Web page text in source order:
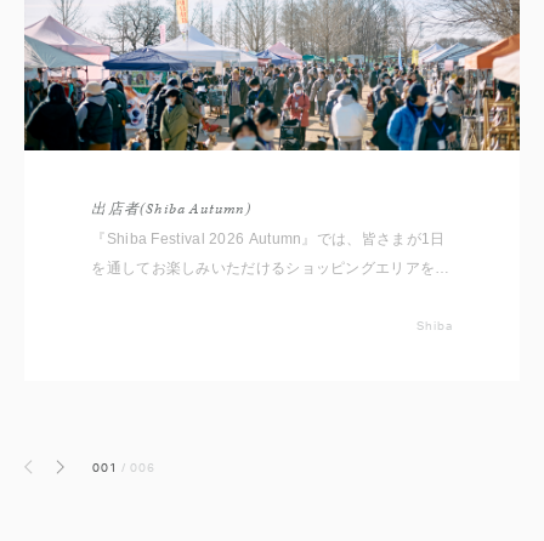
出店者(Shiba Autumn)
『Shiba Festival 2026 Autumn』では、皆さまが1日
を通してお楽しみいただけるショッピングエリアをご
者をご紹介いたしますので事前にチェックしてくださ
Shiba
前へ 次へ 001 /006